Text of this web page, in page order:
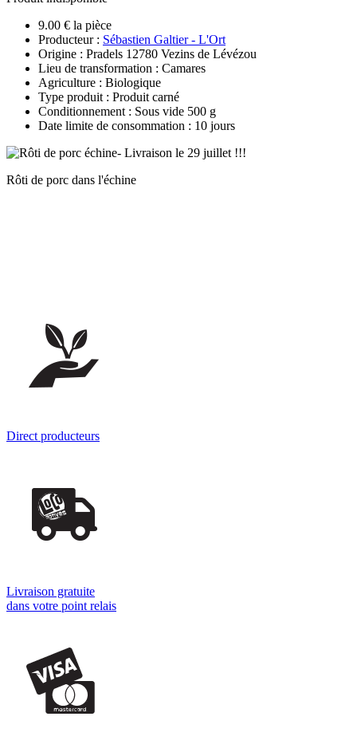
9.00 € la pièce
Producteur : Sébastien Galtier - L'Ort
Origine : Pradels 12780 Vezins de Lévézou
Lieu de transformation : Camares
Agriculture : Biologique
Type produit : Produit carné
Conditionnement : Sous vide 500 g
Date limite de consommation : 10 jours
Rôti de porc dans l'échine
Direct producteurs
Livraison gratuite
dans votre point relais